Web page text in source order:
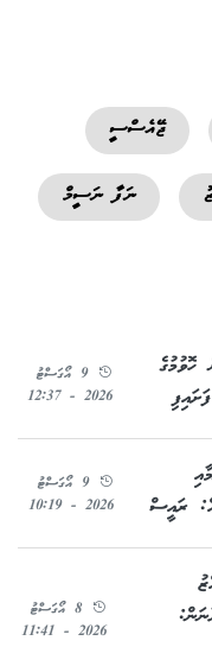
ޖޭއެސްސީ
ނަފާ ނަސީމް
ހޮވުމުގެ
9 އޯގަސްޓު
2026 - 12:37
ރައީސް
9 އޯގަސްޓު
2026 - 10:19
8 އޯގަސްޓު
2026 - 11:41